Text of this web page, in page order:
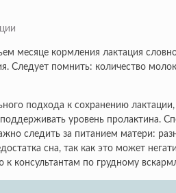
месяце кормления лактация
Следует помнить: количество
подхода к сохранению
уровень пролактина.
следить за питанием матери:
сна, так как это может
к консультантам по грудному